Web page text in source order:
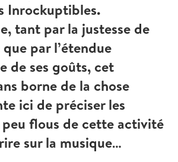
Inrockuptibles.
tant par la justesse de
par l’étendue
de ses goûts, cet
borne de la chose
ici de préciser les
flous de cette activité
sur la musique…